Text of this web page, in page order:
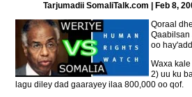
Tarjumadii SomaliTalk.com | Feb 8,
Qoraal
Qaabilsan
oo
Waxa
2) uu ku
lagu diley dad gaarayey ilaa 800,000 oo qof.